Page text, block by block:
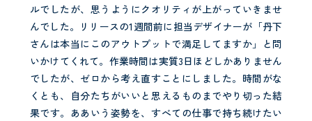
ルでしたが、思うようにクオリティが上がっていきませ
んでした。リリースの1週間前に担当デザイナーが「丹下
さんは本当にこのアウトプットで満足してますか」と問
いかけてくれて。作業時間は実質3日ほどしかありません
でしたが、ゼロから考え直すことにしました。時間がな
くとも、自分たちがいいと思えるものまでやり切った結
果です。ああいう姿勢を、すべての仕事で持ち続けたい